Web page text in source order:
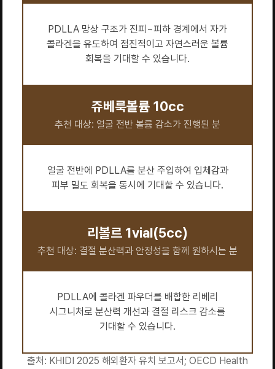
PDLLA 망상 구조가 진피~피하 경계에서 자가
콜라겐을 유도하여 점진적이고 자연스러운 볼륨
회복을 기대할 수 있습니다.
쥬베룩볼륨 10cc
추천 대상: 얼굴 전반 볼륨 감소가 진행된 분
얼굴 전반에 PDLLA를 분산 주입하여 입체감과
피부 밀도 회복을 동시에 기대할 수 있습니다.
리볼르 1vial(5cc)
추천 대상: 결절 분산력과 안정성을 함께 원하시는 분
PDLLA에 콜라겐 파우더를 배합한 리베리
시그니처로 분산력 개선과 결절 리스크 감소를
기대할 수 있습니다.
출처: KHIDI 2025 해외환자 유치 보고서; OECD Health